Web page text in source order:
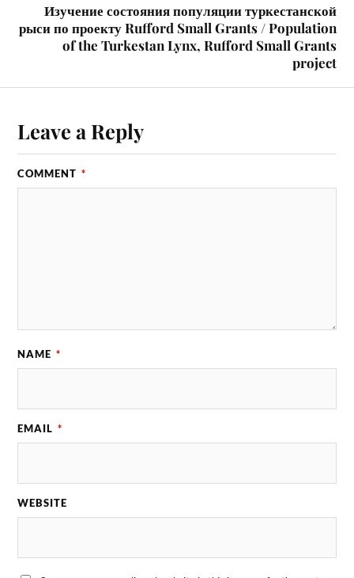
Изучение состояния популяции туркестанской
рыси по проекту Rufford Small Grants / Population
of the Turkestan Lynx, Rufford Small Grants
project
Leave a Reply
COMMENT *
NAME *
EMAIL *
WEBSITE